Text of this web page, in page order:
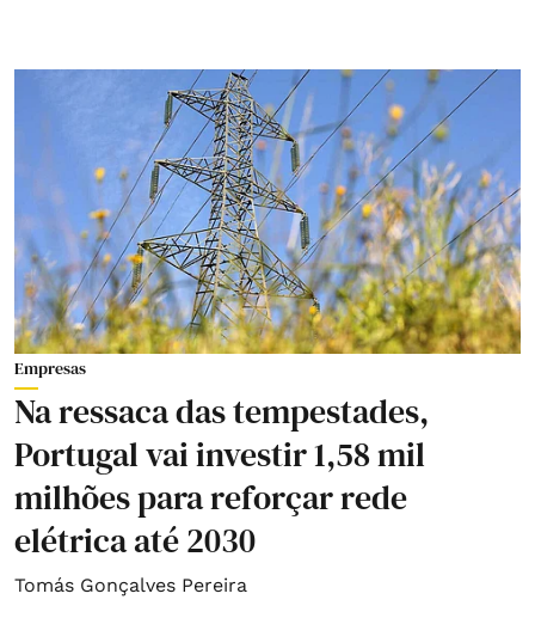
Empresas
Na ressaca das tempestades,
Portugal vai investir 1,58 mil
milhões para reforçar rede
elétrica até 2030
Tomás Gonçalves Pereira